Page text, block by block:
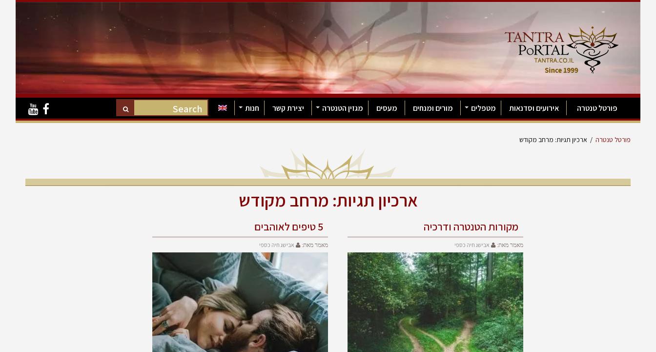
פורטל טנטרה אירועים וסדנאות מטפלים מורים ומנחים מעסים מגזין הטנטרה יצירת קשר חנות
פורטל טנטרה / ארכיון תגיות: מרחב מקודש
ארכיון תגיות: מרחב מקודש
מקורות הטנטרה ודרכיה
מאמר מאת: אבישג חיה כספי
5 טיפים לאוהבים
מאמר מאת: אבישג חיה כספי